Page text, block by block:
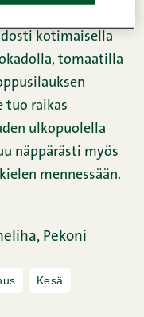
kotimaisella
tomaatilla
tuo raikas
ulkopuolella
näppärästi myös
mennessään.
Pekoni
Kesä